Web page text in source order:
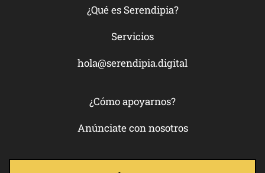
¿Qué es Serendipia?
Servicios
hola@serendipia.digital
¿Cómo apoyarnos?
Anúnciate con nosotros